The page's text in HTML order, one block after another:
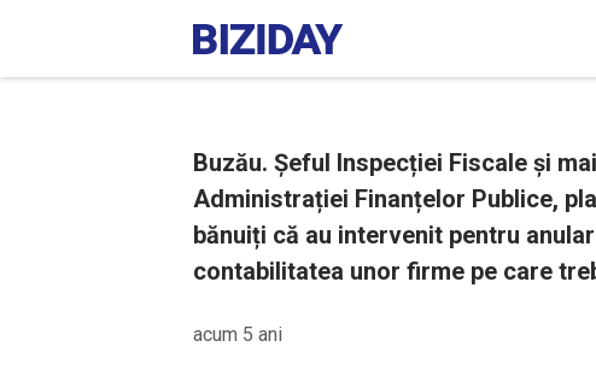
Buzău. Șeful Inspecției Fiscale și
Administrației Finanțelor Publice,
bănuiți că au intervenit pentru
contabilitatea unor firme pe care
acum 5 ani